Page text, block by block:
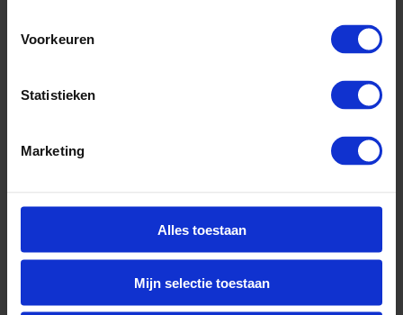
Voorkeuren
Statistieken
Marketing
Alles toestaan
Mijn selectie toestaan